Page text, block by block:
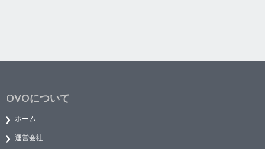
OVOについて
ホーム
運営会社